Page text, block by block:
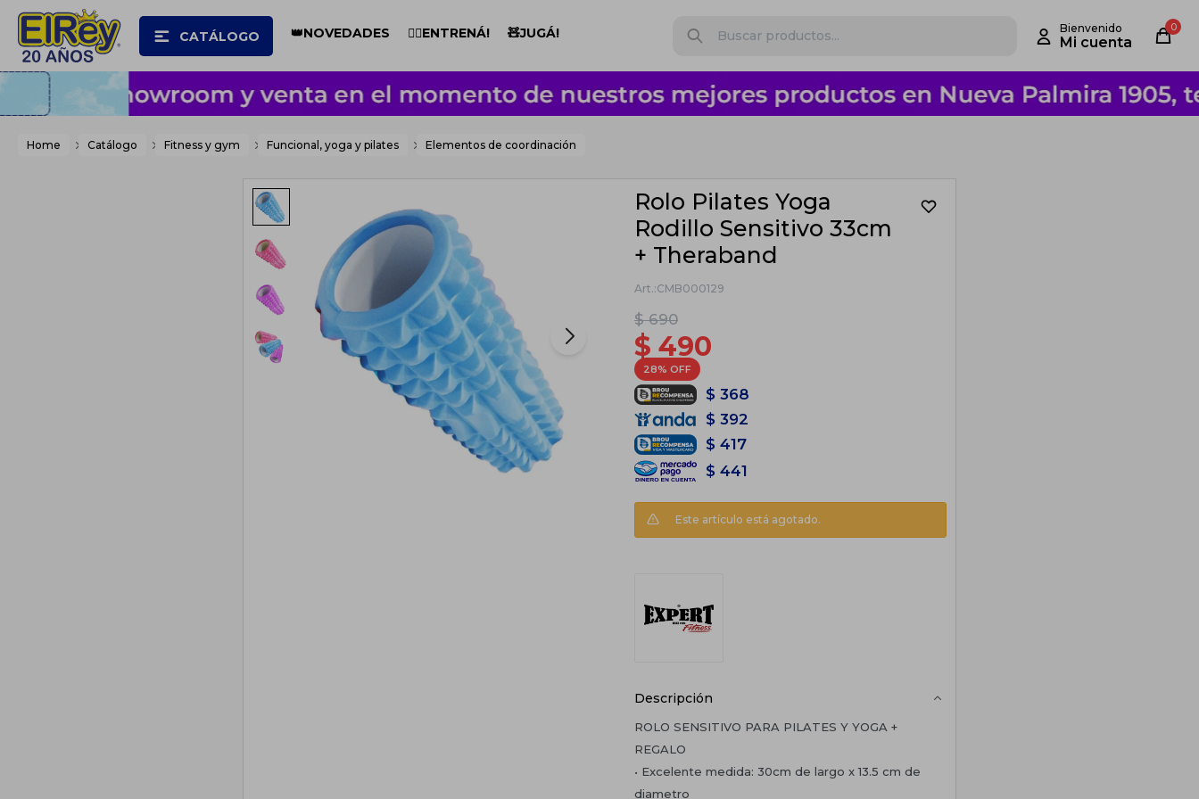
CATÁLOGO 👑NOVEDADES 🏋️‍♂️ENTRENÁ! 🧸JUGÁ! 0
Home Catálogo Fitness y gym Funcional, yoga y pilates Elementos de coordinación
Rolo Pilates Yoga
Rodillo Sensitivo 33cm
+ Theraband
CMB000129
$ 690
$ 490
28
$ 368
$ 392
$ 417
$ 441
Este artículo está agotado.
Descripción
ROLO SENSITIVO PARA PILATES Y YOGA +
REGALO
• Excelente medida: 30cm de largo x 13.5 cm de
diametro